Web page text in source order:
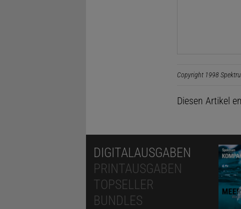
Copyright 1998
Diesen Artikel
DIGITALAUSGABEN
PRINTAUSGABEN
TOPSELLER
BUNDLES